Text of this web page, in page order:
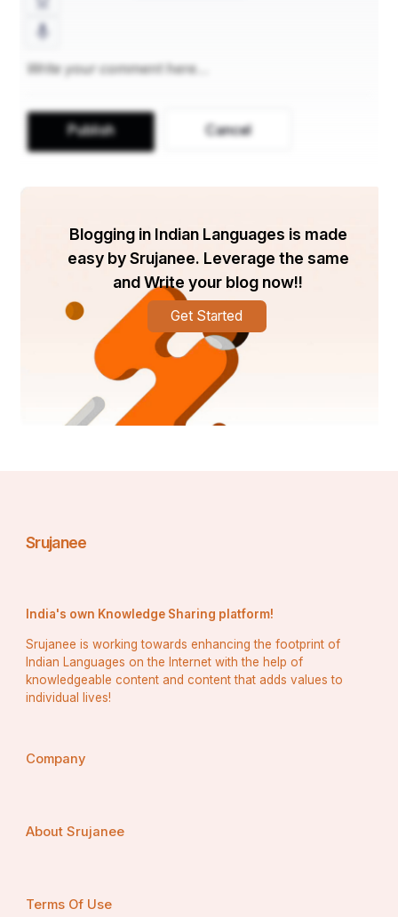
स्मृति की रिमझिम फुहार से
सुबह शाम तुम हो नहलाती
माँ अब तुम सपनों में आना
भूली-बिसरी बात बताना
कसकर हाथ पकड़ लो मेरा
अब तुम कहीं कभी मत जाना
– संध्या श्रीवास्तव
Publish Cancel
Blogging in Indian Languages is made
easy by Srujanee. Leverage the same
and Write your blog now!!
Get Started
Srujanee
India's own Knowledge Sharing platform!
Srujanee is working towards enhancing the footprint of
Indian Languages on the Internet with the help of
knowledgeable content and content that adds values to
individual lives!
Company
About Srujanee
Terms Of Use